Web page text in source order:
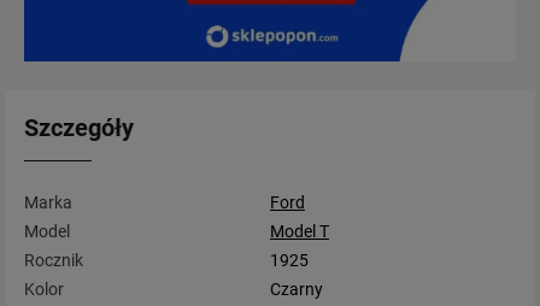
Szczegóły
Marka
Ford
Model
Model T
Rocznik
1925
Kolor
Czarny